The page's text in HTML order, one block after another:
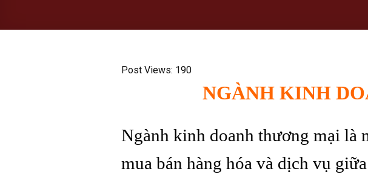
Post Views: 190
NGÀNH KINH
Ngành kinh doanh thương mại là
mua bán hàng hóa và dịch vụ